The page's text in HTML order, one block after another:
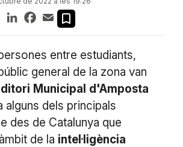
TelegramLinkedInFacebook
Email
entre estudiants,
general de la zona van
Municipal d'Amposta
alguns dels principals
des de Catalunya que
de la intel·ligència